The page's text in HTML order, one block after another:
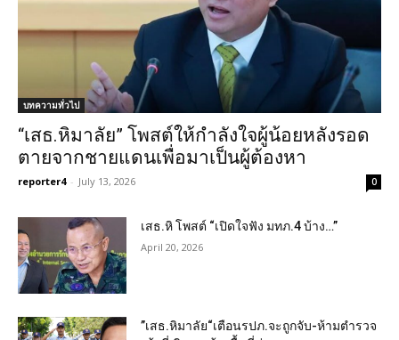
บทความทั่วไป
“เสธ.หิมาลัย” โพสต์ให้กำลังใจผู้น้อยหลังรอด
ตายจากชายแดนเพื่อมาเป็นผู้ต้องหา
reporter4 - July 13, 2026 0
เสธ.หิ โพสต์ “เปิดใจฟัง มทภ.4 บ้าง…”
April 20, 2026
”เสธ.หิมาลัย“เตือนรปภ.จะถูกจับ-ห้ามตำรวจ